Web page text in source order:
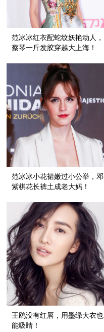
范冰冰红衣配蛇纹妖艳动人，
蔡琴一斤发胶穿越大上海！
范冰冰小花裙嫩过小公举，邓
紫棋花长裤土成老大妈！
王鸥没有红唇，用墨绿大衣也
能吸睛！